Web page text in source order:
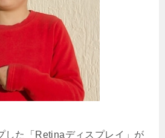
した「Retinaディスプレイ」が